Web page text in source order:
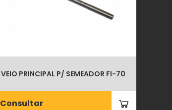
VEIO PRINCIPAL P/ SEMEADOR FI-70
Consultar